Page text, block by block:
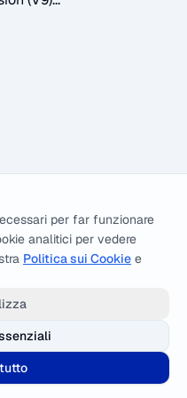
per far funzionare
analitici per vedere
Politica sui Cookie e